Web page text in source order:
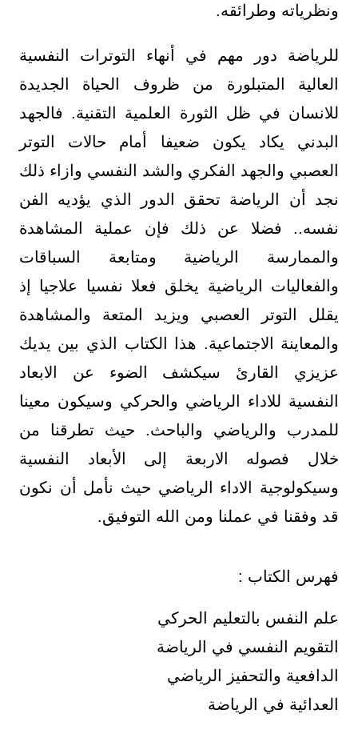
ونظرياته وطرائقه.
للرياضة دور مهم في أنهاء التوترات النفسية
العالية المتبلورة من ظروف الحياة الجديدة
للانسان في ظل الثورة العلمية التقنية. فالجهد
البدني يكاد يكون ضعيفا أمام حالات التوتر
العصبي والجهد الفكري والشد النفسي وازاء ذلك
نجد أن الرياضة تحقق الدور الذي يؤديه الفن
نفسه.. فضلا عن ذلك فإن عملية المشاهدة
والممارسة الرياضية ومتابعة السباقات
والفعاليات الرياضية يخلق فعلا نفسيا علاجيا إذ
يقلل التوتر العصبي ويزيد المتعة والمشاهدة
والمعاينة الاجتماعية. هذا الكتاب الذي بين يديك
عزيزي القارئ سيكشف الضوء عن الابعاد
النفسية للاداء الرياضي والحركي وسيكون معينا
للمدرب والرياضي والباحث. حيث تطرقنا من
خلال فصوله الاربعة إلى الأبعاد النفسية
وسيكولوجية الاداء الرياضي حيث نأمل أن نكون
قد وفقنا في عملنا ومن الله التوفيق.
فهرس الكتاب :
علم النفس بالتعليم الحركي
التقويم النفسي في الرياضة
الدافعية والتحفيز الرياضي
العدائية في الرياضة